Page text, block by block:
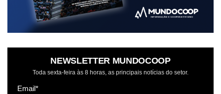
NEWSLETTER MUNDOCOOP
Toda sexta-feira às 8 horas, as principais notícias do setor.
Email*